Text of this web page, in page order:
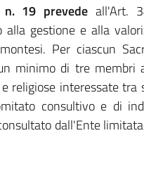
n. 19 prevede all'Art.
alla gestione e alla
Per ciascun
minimo di tre
religiose interessate
consultivo e di
dall'Ente